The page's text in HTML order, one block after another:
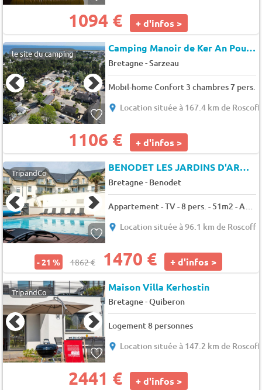
1094 € + d'infos >
le site du camping Camping Manoir de Ker An Poul
Bretagne-Sarzeau
Mobil-home Confort 3 chambres 7 pers.
Location située à 167.4 km de Roscoff
1106 € + d'infos >
TripandCo BENODET LES JARDINS D'ARVOR
Bretagne- Benodet
Appartement - TV - 8 pers. - 51m2 - Animaux admis
Location située à 96.1 km de Roscoff
- 21 % 1862 € 1470 € + d'infos >
TripandCo Maison Villa Kerhostin
Bretagne-Quiberon
Logement 8 personnes
Location située à 147.2 km de Roscoff
2441 € + d'infos >